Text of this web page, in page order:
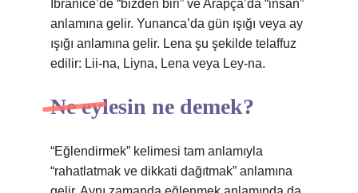
İbranice’de “bizden biri” ve Arapça’da “insan”
anlamına gelir. Yunanca’da gün ışığı veya ay
ışığı anlamına gelir. Lena şu şekilde telaffuz
edilir: Lii-na, Liyna, Lena veya Ley-na.
Ne eylesin ne demek?
“Eğlendirmek” kelimesi tam anlamıyla
“rahatlatmak ve dikkati dağıtmak” anlamına